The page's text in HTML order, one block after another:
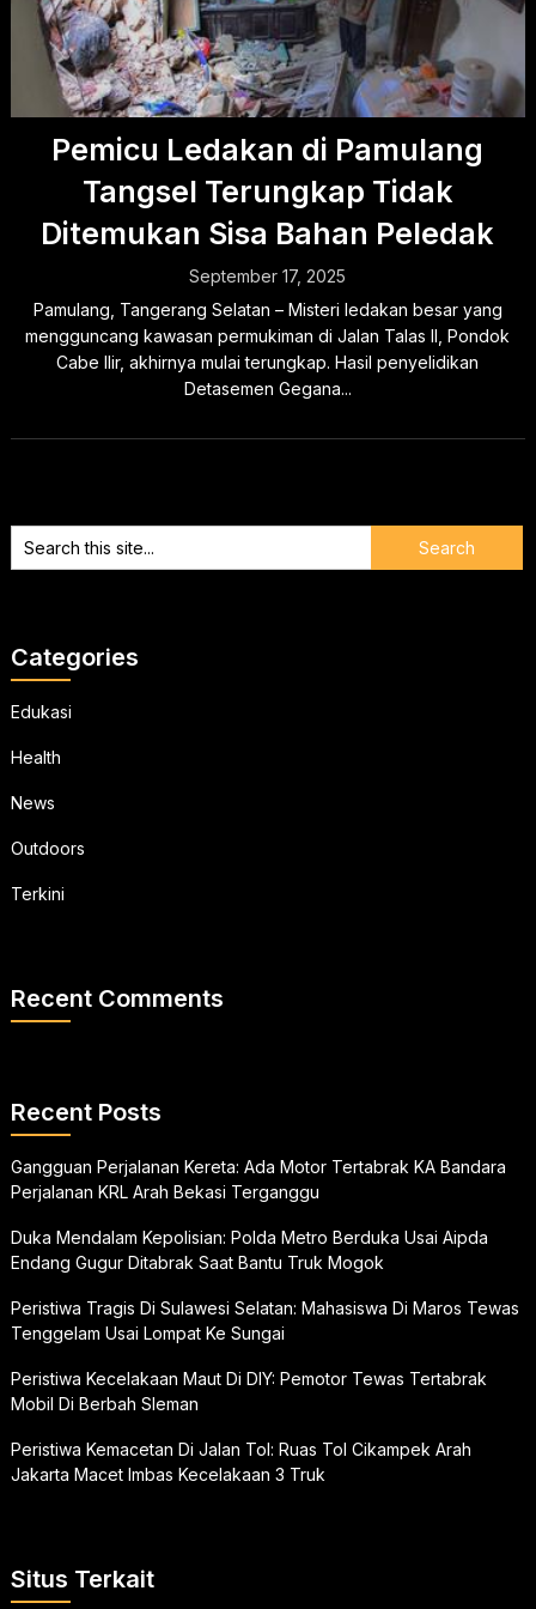
Pemicu Ledakan di Pamulang
Tangsel Terungkap Tidak
Ditemukan Sisa Bahan Peledak
September 17, 2025
Pamulang, Tangerang Selatan – Misteri ledakan besar yang
mengguncang kawasan permukiman di Jalan Talas II, Pondok
Cabe Ilir, akhirnya mulai terungkap. Hasil penyelidikan
Detasemen Gegana...
Categories
Edukasi
Health
News
Outdoors
Terkini
Recent Comments
Recent Posts
Gangguan Perjalanan Kereta: Ada Motor Tertabrak KA Bandara
Perjalanan KRL Arah Bekasi Terganggu
Duka Mendalam Kepolisian: Polda Metro Berduka Usai Aipda
Endang Gugur Ditabrak Saat Bantu Truk Mogok
Peristiwa Tragis Di Sulawesi Selatan: Mahasiswa Di Maros Tewas
Tenggelam Usai Lompat Ke Sungai
Peristiwa Kecelakaan Maut Di DIY: Pemotor Tewas Tertabrak
Mobil Di Berbah Sleman
Peristiwa Kemacetan Di Jalan Tol: Ruas Tol Cikampek Arah
Jakarta Macet Imbas Kecelakaan 3 Truk
Situs Terkait